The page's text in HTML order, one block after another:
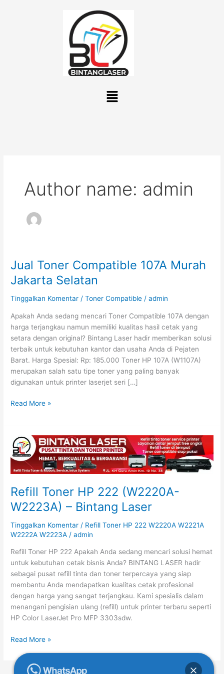
Menu
Author name: admin
Jual Toner Compatible 107A Murah
Jakarta Selatan
Tinggalkan Komentar /Toner Compatible /admin
Apakah Anda sedang mencari Toner Compatible 107A dengan
harga terjangkau namun memiliki kualitas hasil cetak yang
setara dengan original? Bintang Laser hadir memberikan solusi
terbaik untuk kebutuhan kantor dan usaha Anda di Pejaten
Barat. Harga Spesial: Rp: 185.000 Toner HP 107A (W1107A)
merupakan salah satu tipe toner yang paling banyak
digunakan untuk printer laserjet seri […]
Jual
Toner
Compatible
107A
Jakarta
Selatan
Read More »
Refill Toner HP 222 (W2220A-
W2223A) – Bintang Laser
Tinggalkan Komentar / Refill Toner HP 222 W2220A W2221A
W2222A W2223A /admin
Refill Toner HP 222 Apakah Anda sedang mencari solusi hemat
untuk kebutuhan cetak bisnis Anda? BINTANG LASER hadir
sebagai pusat refill tinta dan toner terpercaya yang siap
membantu Anda mendapatkan kualitas cetak profesional
dengan harga yang sangat terjangkau. Kami spesialis dalam
menangani pengisian ulang (refill) untuk printer terbaru seperti
HP Color LaserJet Pro MFP 3303sdw.
Refill
Toner
HP
222
W2223A)
–
Laser
Read More »